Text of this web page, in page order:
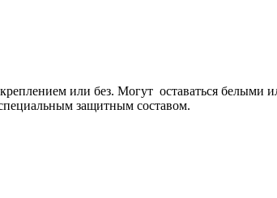
или без. Могут оставаться белыми
защитным составом.